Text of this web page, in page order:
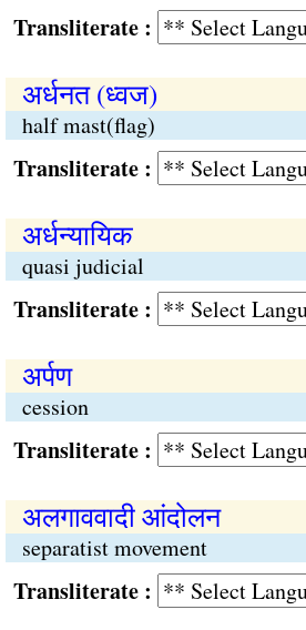
:
अर्धनत (ध्वज)
half mast(flag)
:
अर्धन्यायिक
quasi judicial
:
अर्पण
cession
:
अलगाववादी आंदोलन
separatist movement
: